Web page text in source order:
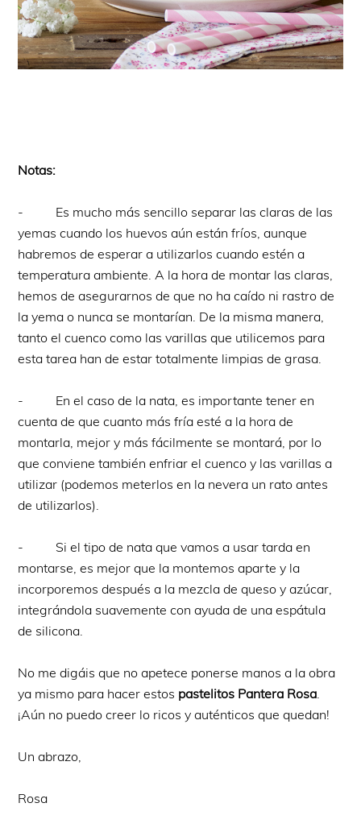
Notas:
- Es mucho más sencillo separar las claras de las
yemas cuando los huevos aún están fríos, aunque
habremos de esperar a utilizarlos cuando estén a
temperatura ambiente. A la hora de montar las claras,
hemos de asegurarnos de que no ha caído ni rastro de
la yema o nunca se montarían. De la misma manera,
tanto el cuenco como las varillas que utilicemos para
esta tarea han de estar totalmente limpias de grasa.
- En el caso de la nata, es importante tener en
cuenta de que cuanto más fría esté a la hora de
montarla, mejor y más fácilmente se montará, por lo
que conviene también enfriar el cuenco y las varillas a
utilizar (podemos meterlos en la nevera un rato antes
de utilizarlos).
- Si el tipo de nata que vamos a usar tarda en
montarse, es mejor que la montemos aparte y la
incorporemos después a la mezcla de queso y azúcar,
integrándola suavemente con ayuda de una espátula
de silicona.
No me digáis que no apetece ponerse manos a la obra
ya mismo para hacer estos pastelitos Pantera Rosa.
¡Aún no puedo creer lo ricos y auténticos que quedan!
Un abrazo,
Rosa